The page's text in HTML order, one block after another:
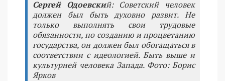
Сергей Одоевский: Советский человек
должен был быть духовно развит. Не
только выполнять свои трудовые
обязанности, по созданию и процветанию
государства, он должен был обогащаться в
соответствии с идеологией. Быть выше и
культурней человека Запада. Фото: Борис
Ярков